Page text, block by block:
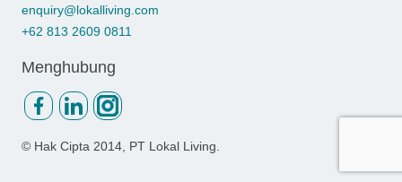
enquiry@lokalliving.com
+62 813 2609 0811
Menghubung
© Hak Cipta 2014, PT Lokal Living.